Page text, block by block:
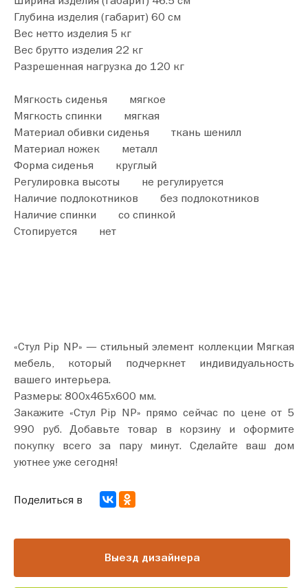
Глубина изделия (габарит) 60 см
Вес нетто изделия 5 кг
Вес брутто изделия 22 кг
Разрешенная нагрузка до 120 кг
Мягкость сиденья мягкое
Мягкость спинки мягкая
Материал обивки сиденья ткань шенилл
Материал ножек металл
Форма сиденья круглый
Регулировка высоты не регулируется
Наличие подлокотников без подлокотников
Наличие спинки со спинкой
Стопируется нет
«Стул Pip NP» — стильный элемент коллекции Мягкая
мебель, который подчеркнет индивидуальность
вашего интерьера.
Размеры: 800х465х600 мм.
Закажите «Стул Pip NP» прямо сейчас по цене от 5
990 руб. Добавьте товар в корзину и оформите
покупку всего за пару минут. Сделайте ваш дом
уютнее уже сегодня!
Выезд дизайнера
Поделиться в